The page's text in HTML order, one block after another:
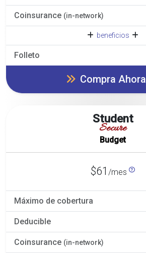
Coinsurance (in-network)
beneficios
Folleto
Compra Ahora
Student
Secure
Budget
$61 /mes
Máximo de cobertura
Deducible
Coinsurance (in-network)